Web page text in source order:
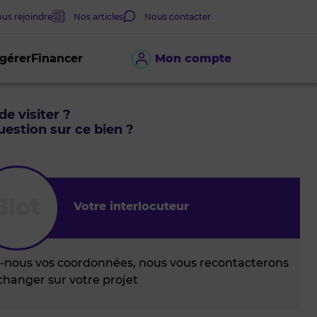
Mon compte
Financer
rejoindre Nos articles Nous contacter
visiter ?
sur ce bien ?
Votre interlocuteur
nous vos coordonnées, nous vous recontacterons
sur votre projet